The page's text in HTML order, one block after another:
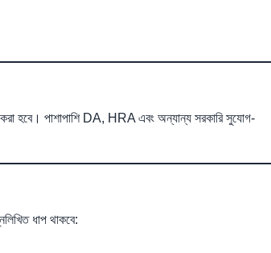
হবে। পাশাপাশি DA, HRA এবং অন্যান্য সরকারি সুযোগ-
ধাপ থাকবে: